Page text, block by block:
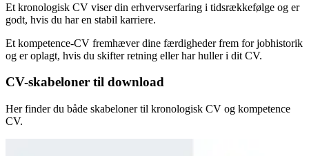
Et kronologisk CV viser din erhvervserfaring i tidsrækkefølge og er
godt, hvis du har en stabil karriere.
Et kompetence-CV fremhæver dine færdigheder frem for jobhistorik
og er oplagt, hvis du skifter retning eller har huller i dit CV.
CV-skabeloner til download
Her finder du både skabeloner til kronologisk CV og kompetence
CV.